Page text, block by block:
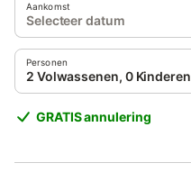
Aankomst
Selecteer datum
Personen
2 Volwassenen, 0 Kinderen
GRATIS annulering